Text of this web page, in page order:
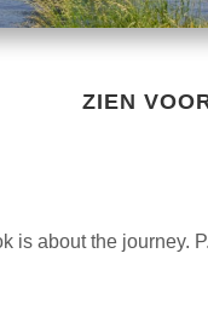
ZIEN
is about the journey. P.